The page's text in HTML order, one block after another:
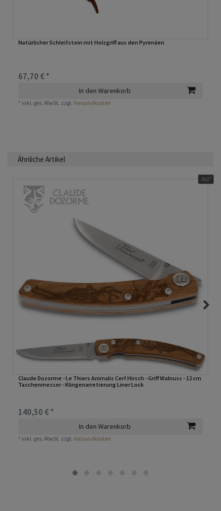
Natürlicher Schleifstein mit Holzgriff aus den Pyrenäen
67,70 € *
In den Warenkorb
* inkl. ges. MwSt. zzgl.Versandkosten
Ähnliche Artikel
Claude Dozorme - Le Thiers Animalis Cerf Hirsch - Griff Walnuss - 12 cm
Taschenmesser - Klingenarretierung Liner Lock
140,50 € *
360°
In den Warenkorb
* inkl. ges. MwSt. zzgl.Versandkosten